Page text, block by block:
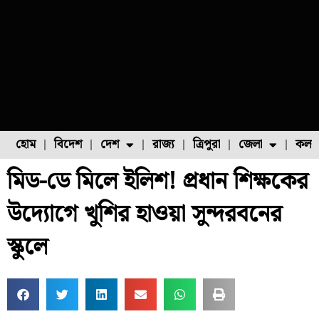
হোম বিদেশ দেশ
ফুল চাষ ফল চাষ মাছ চাষ পোল্ট্রি চাষ
রাজ্য ত্রিপুরা জেলা
উত্তর ২৪ পরগনা
মিড-ডে মিলে ইলিশ! প্রধান শিক্ষকের
উদ্যোগে খুশির হাওয়া সুন্দরবনের
স্কুলে